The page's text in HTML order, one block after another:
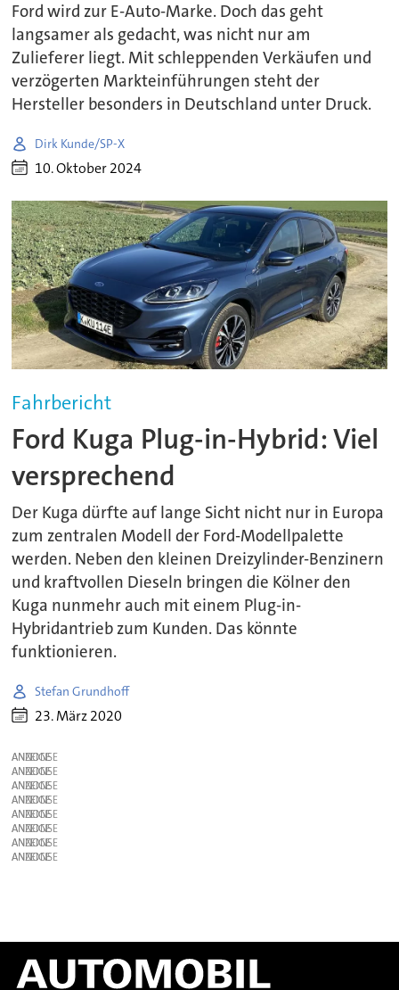
Ford wird zur E-Auto-Marke. Doch das geht
langsamer als gedacht, was nicht nur am
Zulieferer liegt. Mit schleppenden Verkäufen und
verzögerten Markteinführungen steht der
Hersteller besonders in Deutschland unter Druck.
Dirk Kunde/SP-X
10. Oktober 2024
Fahrbericht
Ford Kuga Plug-in-Hybrid: Viel
versprechend
Der Kuga dürfte auf lange Sicht nicht nur in Europa
zum zentralen Modell der Ford-Modellpalette
werden. Neben den kleinen Dreizylinder-Benzinern
und kraftvollen Dieseln bringen die Kölner den
Kuga nunmehr auch mit einem Plug-in-
Hybridantrieb zum Kunden. Das könnte
funktionieren.
Stefan Grundhoff
23. März 2020
ANZEIGE
ANZEIGE
ANZEIGE
ANZEIGE
ANZEIGE
ANZEIGE
ANZEIGE
ANZEIGE